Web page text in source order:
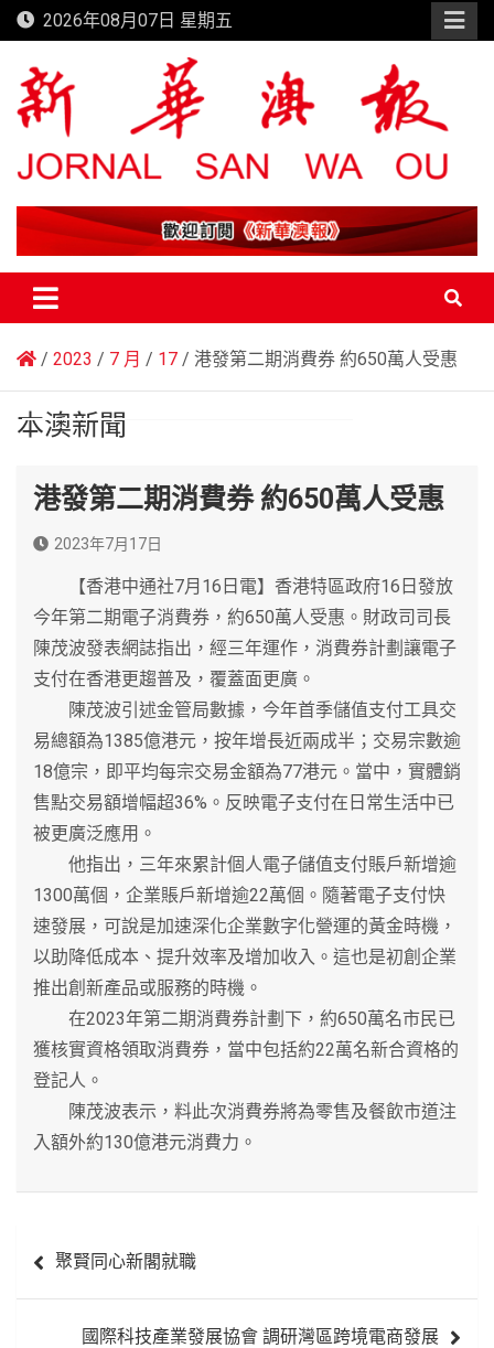
Skip
to
content
2026年08月07日 星期五
新華澳報
2023 7 月 17 港發第二期消費券 約650萬人受惠
本澳新聞
港發第二期消費券 約650萬人受惠
2023年7月17日
【香港中通社7月16日電】香港特區政府16日發放
今年第二期電子消費券，約650萬人受惠。財政司司長
陳茂波發表網誌指出，經三年運作，消費券計劃讓電子
支付在香港更趨普及，覆蓋面更廣。
陳茂波引述金管局數據，今年首季儲值支付工具交
易總額為1385億港元，按年增長近兩成半；交易宗數逾
18億宗，即平均每宗交易金額為77港元。當中，實體銷
售點交易額增幅超36%。反映電子支付在日常生活中已
被更廣泛應用。
他指出，三年來累計個人電子儲值支付賬戶新增逾
1300萬個，企業賬戶新增逾22萬個。隨著電子支付快
速發展，可說是加速深化企業數字化營運的黃金時機，
以助降低成本、提升效率及增加收入。這也是初創企業
推出創新產品或服務的時機。
在2023年第二期消費券計劃下，約650萬名市民已
獲核實資格領取消費券，當中包括約22萬名新合資格的
登記人。
陳茂波表示，料此次消費券將為零售及餐飲市道注
入額外約130億港元消費力。
章 聚賢同心新閣就職
國際科技產業發展協會 調研灣區跨境電商發展